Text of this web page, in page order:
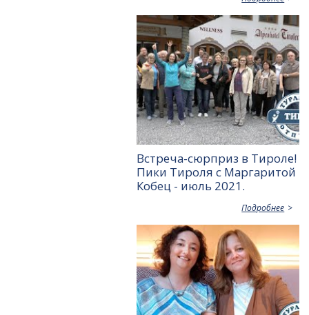
Встреча-сюрприз в Тироле!
Пики Тироля с Маргаритой
Кобец - июль 2021.
Подробнее